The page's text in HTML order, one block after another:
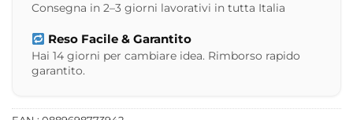
Consegna in 2–3 giorni lavorativi in tutta Italia
Reso Facile & Garantito
Hai 14 giorni per cambiare idea. Rimborso rapido
garantito.